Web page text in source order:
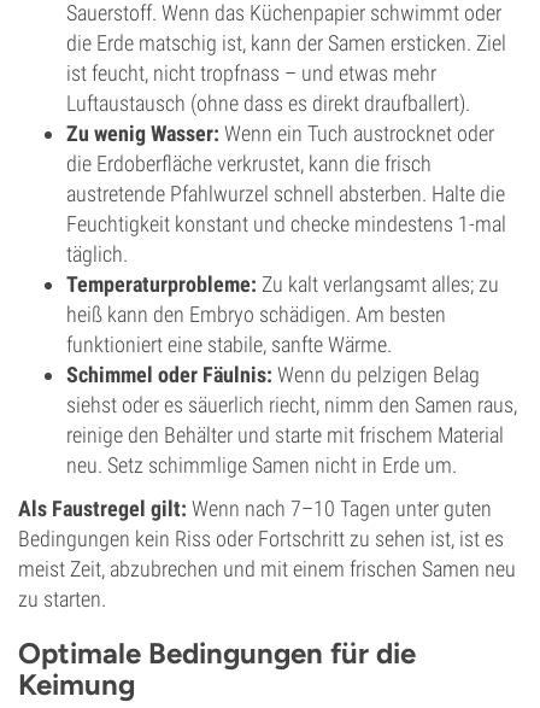
Sauerstoff. Wenn das Küchenpapier schwimmt oder
die Erde matschig ist, kann der Samen ersticken. Ziel
ist feucht, nicht tropfnass – und etwas mehr
Luftaustausch (ohne dass es direkt draufballert).
Zu wenig Wasser: Wenn ein Tuch austrocknet oder
die Erdoberfläche verkrustet, kann die frisch
austretende Pfahlwurzel schnell absterben. Halte die
Feuchtigkeit konstant und checke mindestens 1-mal
täglich.
Temperaturprobleme: Zu kalt verlangsamt alles; zu
heiß kann den Embryo schädigen. Am besten
funktioniert eine stabile, sanfte Wärme.
Schimmel oder Fäulnis: Wenn du pelzigen Belag
siehst oder es säuerlich riecht, nimm den Samen raus,
reinige den Behälter und starte mit frischem Material
neu. Setz schimmlige Samen nicht in Erde um.
Als Faustregel gilt: Wenn nach 7–10 Tagen unter guten
Bedingungen kein Riss oder Fortschritt zu sehen ist, ist es
meist Zeit, abzubrechen und mit einem frischen Samen neu
zu starten.
Optimale Bedingungen für die
Keimung